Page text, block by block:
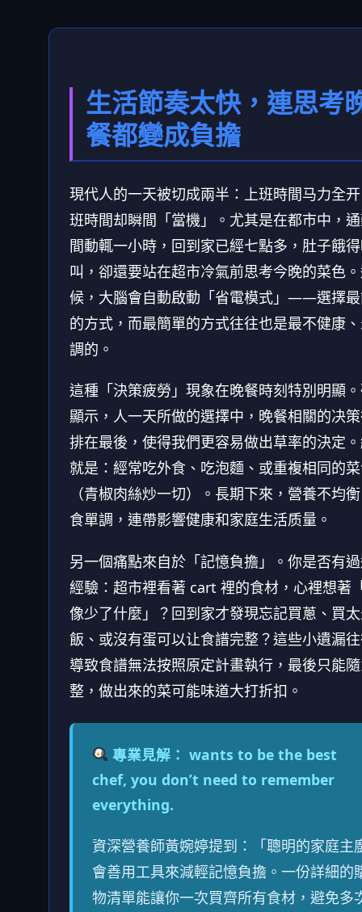
生活節奏太快，連思考
餐都變成負擔
現代人的一天被切成兩半：上班時間马力全
班時間却瞬間「當機」。尤其是在都市中，
間動輒一小時，回到家已經七點多，肚子餓
叫，卻還要站在超市冷氣前思考今晚的菜色
候，大腦會自動啟動「省電模式」——選擇
的方式，而最簡單的方式往往也是最不健康
調的。
這種「決策疲勞」現象在晚餐時刻特別明顯
顯示，人一天所做的選擇中，晚餐相關的决
排在最後，使得我們更容易做出草率的決定
就是：經常吃外食、吃泡麵、或重複相同的
（青椒肉絲炒一切）。長期下來，營養不均
食單調，連帶影響健康和家庭生活质量。
另一個痛點來自於「記憶負擔」。你是否有
經驗：超市裡看著 cart 裡的食材，心裡想著
像少了什麼」？回到家才發現忘記買蔥、買
飯、或沒有蛋可以让食譜完整？這些小遺漏
導致食譜無法按照原定計畫執行，最後只能
整，做出來的菜可能味道大打折扣。
專業見解： wants to be the best
chef, you don’t need to remember
everything.
資深營養師黃婉婷提到：「聰明的家庭主
會善用工具來減輕記憶負擔。一份詳細的
物清單能讓你一次買齊所有食材，避免多